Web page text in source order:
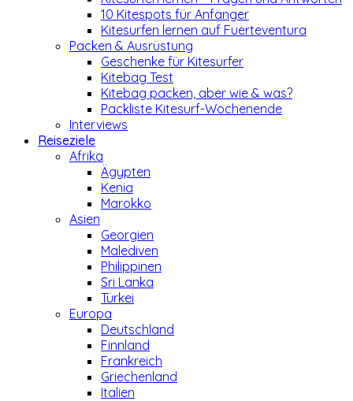
10 Kitespots für Anfänger
Kitesurfen lernen auf Fuerteventura
Packen & Ausrüstung
Geschenke für Kitesurfer
Kitebag Test
Kitebag packen, aber wie & was?
Packliste Kitesurf-Wochenende
Interviews
Reiseziele
Afrika
Ägypten
Kenia
Marokko
Asien
Georgien
Malediven
Philippinen
Sri Lanka
Türkei
Europa
Deutschland
Finnland
Frankreich
Griechenland
Italien